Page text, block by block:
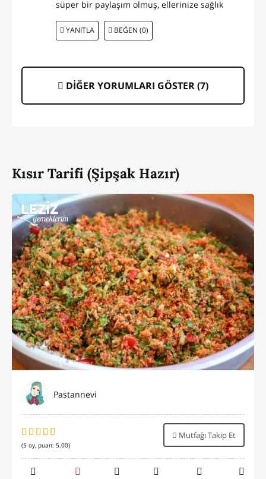
süper bir paylaşım olmuş, ellerinize sağlık
YANITLA BEĞEN (0)
DİĞER YORUMLARI GÖSTER (7)
Kısır Tarifi (Şipşak Hazır)
Pastannevi
(5 oy, puan: 5.00)
Mutfağı Takip Et